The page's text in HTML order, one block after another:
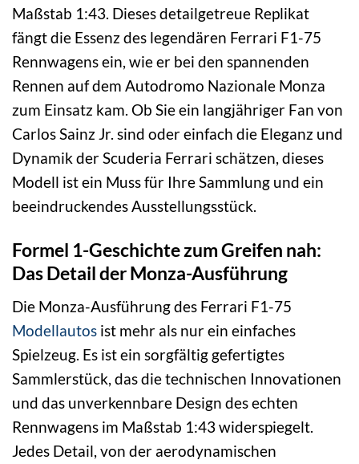
Maßstab 1:43. Dieses detailgetreue Replikat
fängt die Essenz des legendären Ferrari F1-75
Rennwagens ein, wie er bei den spannenden
Rennen auf dem Autodromo Nazionale Monza
zum Einsatz kam. Ob Sie ein langjähriger Fan von
Carlos Sainz Jr. sind oder einfach die Eleganz und
Dynamik der Scuderia Ferrari schätzen, dieses
Modell ist ein Muss für Ihre Sammlung und ein
beeindruckendes Ausstellungsstück.
Formel 1-Geschichte zum Greifen nah:
Das Detail der Monza-Ausführung
Die Monza-Ausführung des Ferrari F1-75
Modellautos ist mehr als nur ein einfaches
Spielzeug. Es ist ein sorgfältig gefertigtes
Sammlerstück, das die technischen Innovationen
und das unverkennbare Design des echten
Rennwagens im Maßstab 1:43 widerspiegelt.
Jedes Detail, von der aerodynamischen